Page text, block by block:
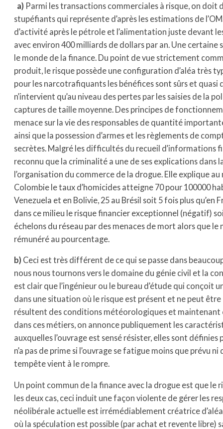
a) Parmi les transactions commerciales à risque, on doit
stupéfiants qui représente d’après les estimations de
d’activité après le pétrole et l’alimentation juste devant
avec environ 400 milliards de dollars par an. Une
le monde de la finance. Du point de vue strictement
produit, le risque possède une configuration d’aléa très
pour les narcotrafiquants les bénéfices sont sûrs et quasi
n’intervient qu’au niveau des pertes par les saisies de la
captures de taille moyenne. Des principes de
menace sur la vie des responsables de quantité
ainsi que la possession d’armes et les règlements de
secrètes. Malgré les difficultés du recueil d’informations
reconnu que la criminalité a une de ses explications dans
l’organisation du commerce de la drogue. Elle explique
Colombie le taux d’homicides atteigne 70 pour 100000
Venezuela et en Bolivie, 25 au Brésil soit 5 fois plus qu’en
dans ce milieu le risque financier exceptionnel (négatif)
échelons du réseau par des menaces de mort alors que
rémunéré au pourcentage.
b) Ceci est très différent de ce qui se passe dans
nous nous tournons vers le domaine du génie civil et la
est clair que l’ingénieur ou le bureau d’étude qui conçoit
dans une situation où le risque est présent et ne peut
résultent des conditions météorologiques et maintenant
dans ces métiers, on annonce publiquement les
auxquelles l’ouvrage est sensé résister, elles sont définies
n’a pas de prime si l’ouvrage se fatigue moins que prévu ni
tempête vient à le rompre.
Un point commun de la finance avec la drogue est que le
les deux cas, ceci induit une façon violente de gérer les
néolibérale actuelle est irrémédiablement créatrice
où la spéculation est possible (par achat et revente libre)